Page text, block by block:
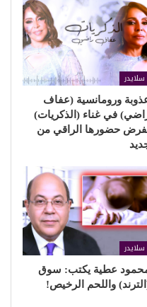
سلايدر
ورومانسية (عفاف
في غناء (الذكريات)
حضورها الراقي من
سلايدر
عطية يكتب: سوق
واللحم الرخيص!